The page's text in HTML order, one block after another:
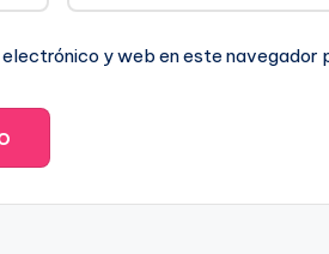
y web en este navegador